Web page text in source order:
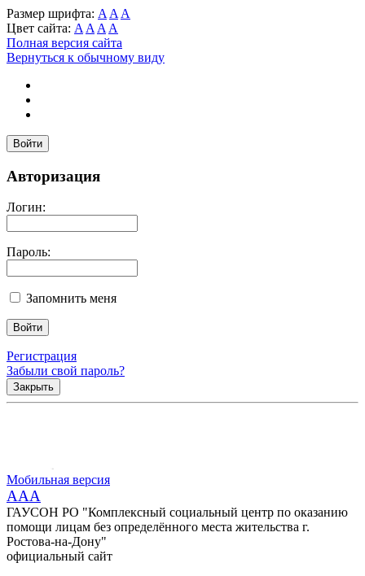
Размер шрифта: A A A
Цвет сайта: A A A A
Полная версия сайта
Вернуться к обычному виду
Войти
Авторизация
Логин:
Пароль:
Запомнить меня
Регистрация
Забыли свой пароль?
Закрыть
Мобильная версия
AAA
ГАУСОН РО "Комплексный социальный центр по оказанию
помощи лицам без определённого места жительства г.
Ростова-на-Дону"
официальный сайт